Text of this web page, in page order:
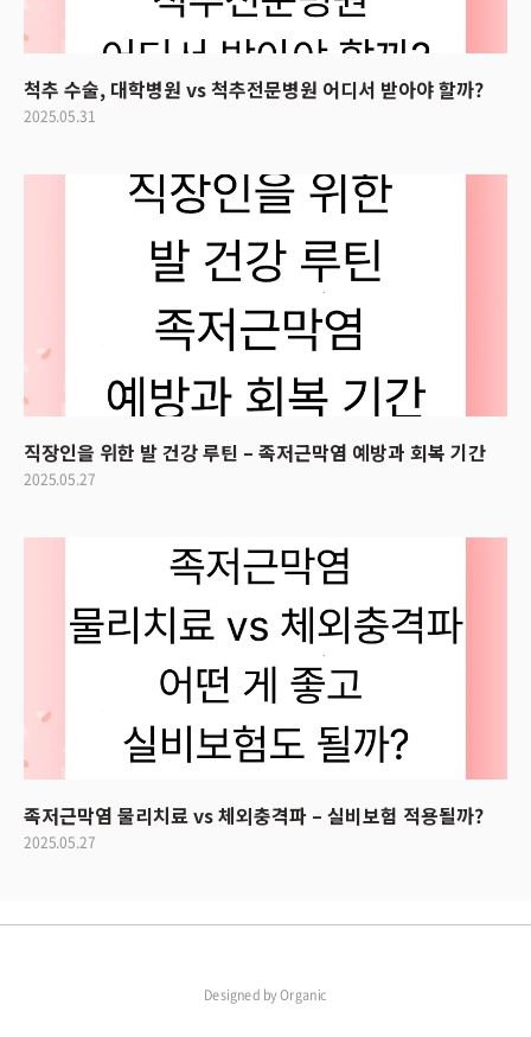
척추 수술, 대학병원 vs 척추전문병원 어디서 받아야 할까?
2025.05.31
직장인을 위한 발 건강 루틴 – 족저근막염 예방과 회복 기간
2025.05.27
족저근막염 물리치료 vs 체외충격파 – 실비보험 적용될까?
2025.05.27
Designed byOrganic